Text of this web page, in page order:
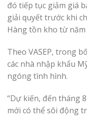
đó tiếp tục giảm giá
giải quyết trước khi
Hàng tồn kho từ năm
Theo VASEP, trong
các nhà nhập khẩu
ngóng tình hình.
“Dự kiến, đến tháng
mới có thể sôi động